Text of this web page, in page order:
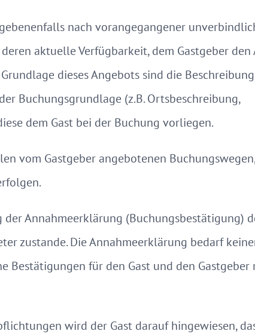
nach vorangegangener
aktuelle Verfügbarkeit, dem Gastgeber den
dieses Angebots sind die
Buchungsgrundlage (z.B. Ortsbeschreibung,
dem Gast bei der Buchung vorliegen.
vom Gastgeber angebotenen
Annahmeerklärung (Buchungsbestätigung)
zustande. Die Annahmeerklärung bedarf
Bestätigungen für den Gast und den
wird der Gast darauf hingewiesen,